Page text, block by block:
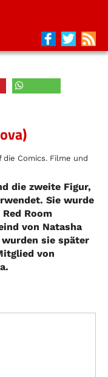
die Comics. Filme und
die zweite Figur,
Sie wurde
Room
von Natasha
sie später
von